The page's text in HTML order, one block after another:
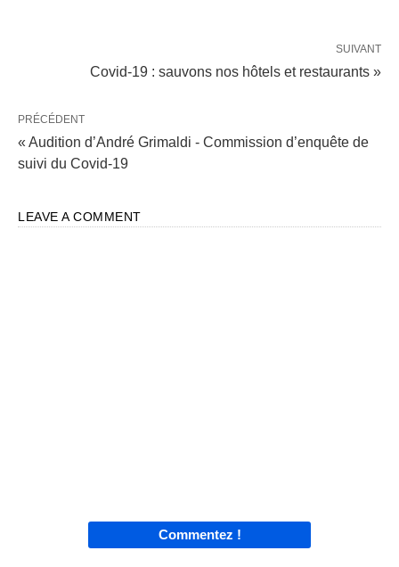
SUIVANT
Covid-19 : sauvons nos hôtels et restaurants »
PRÉCÉDENT
« Audition d’André Grimaldi - Commission d’enquête de
suivi du Covid-19
LEAVE A COMMENT
Commentez !